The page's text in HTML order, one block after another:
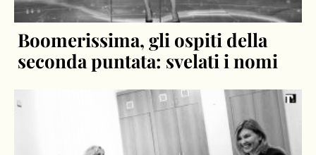
Boomerissima, gli ospiti della
seconda puntata: svelati i nomi